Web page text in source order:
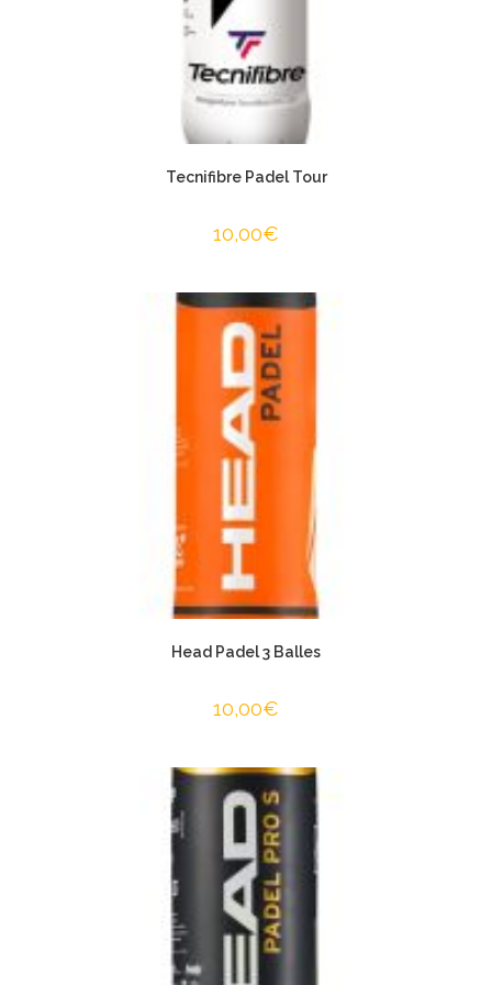
Tecnifibre Padel Tour
10,00€
Head Padel 3 Balles
10,00€